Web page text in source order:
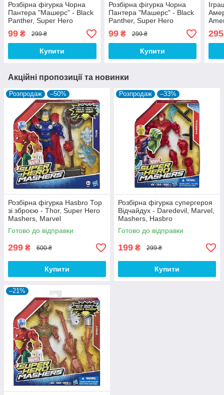
Розбірна фігурка Чорна
Пантера "Машерс" - Black
Panther, Super Hero
Mashers, Hasbro
99 ₴ 299 ₴
Купити
Розбірна фігурка Чорна
Пантера "Машерс" - Black
Panther, Super Hero
Mashers, Hasbro
99₴ 299 ₴
Купити
295
Акційні пропозиції та новинки
Розпродаж –50%
Розбірна фігурка Hasbro Тор
зі зброєю - Thor, Super Hero
Mashers, Marvel
Готово до відправки
299 ₴ 600 ₴
Купити
Розпродаж –33%
Розбірна фігурка супергероя
Відчайдух - Daredevil, Marvel,
Mashers, Hasbro
Готово до відправки
199 ₴ 299 ₴
Купити
–21%